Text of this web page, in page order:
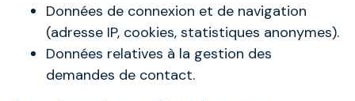
Données de connexion et de navigation
(adresse IP, cookies, statistiques anonymes).
Données relatives à la gestion des
demandes de contact.